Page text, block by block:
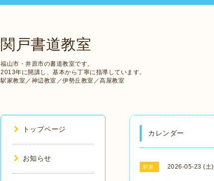
関戸書道教室
福山市・井原市の書道教室です。
2013年に開講し、基本から丁寧に指導しています。
駅家教室／神辺教室／伊勢丘教室／高屋教室
カレンダー
駅家 2026-05-23 (土)
トップページ
お知らせ